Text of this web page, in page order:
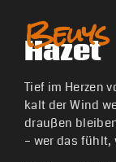
Beuys
Hazet
Tief im Herzen
kalt der Wind
draußen
– wer das